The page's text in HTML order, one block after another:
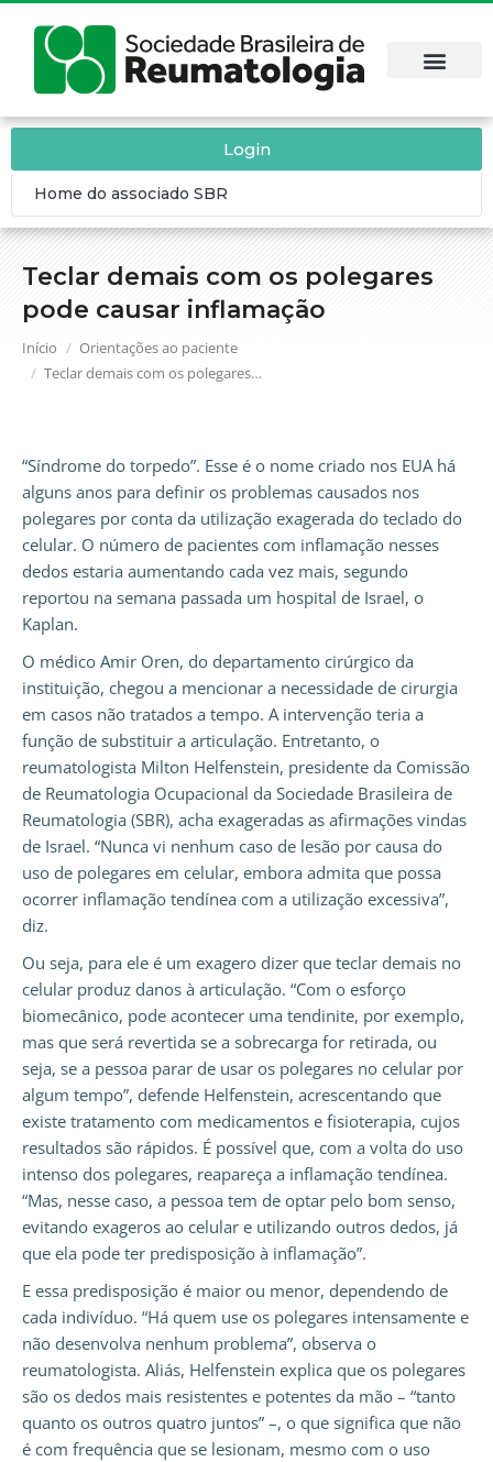
Teclar demais com os polegares
pode causar inflamação
Você está aqui:
Início
Orientações ao paciente
Teclar demais com os polegares…
Login
Home do associado SBR
“Síndrome do torpedo”. Esse é o nome criado nos EUA há
alguns anos para definir os problemas causados nos
polegares por conta da utilização exagerada do teclado do
celular. O número de pacientes com inflamação nesses
dedos estaria aumentando cada vez mais, segundo
reportou na semana passada um hospital de Israel, o
Kaplan.
O médico Amir Oren, do departamento cirúrgico da
instituição, chegou a mencionar a necessidade de cirurgia
em casos não tratados a tempo. A intervenção teria a
função de substituir a articulação. Entretanto, o
reumatologista Milton Helfenstein, presidente da Comissão
de Reumatologia Ocupacional da Sociedade Brasileira de
Reumatologia (SBR), acha exageradas as afirmações vindas
de Israel. “Nunca vi nenhum caso de lesão por causa do
uso de polegares em celular, embora admita que possa
ocorrer inflamação tendínea com a utilização excessiva”,
diz.
Ou seja, para ele é um exagero dizer que teclar demais no
celular produz danos à articulação. “Com o esforço
biomecânico, pode acontecer uma tendinite, por exemplo,
mas que será revertida se a sobrecarga for retirada, ou
seja, se a pessoa parar de usar os polegares no celular por
algum tempo”, defende Helfenstein, acrescentando que
existe tratamento com medicamentos e fisioterapia, cujos
resultados são rápidos. É possível que, com a volta do uso
intenso dos polegares, reapareça a inflamação tendínea.
“Mas, nesse caso, a pessoa tem de optar pelo bom senso,
evitando exageros ao celular e utilizando outros dedos, já
que ela pode ter predisposição à inflamação”.
E essa predisposição é maior ou menor, dependendo de
cada indivíduo. “Há quem use os polegares intensamente e
não desenvolva nenhum problema”, observa o
reumatologista. Aliás, Helfenstein explica que os polegares
são os dedos mais resistentes e potentes da mão – “tanto
quanto os outros quatro juntos” –, o que significa que não
é com frequência que se lesionam, mesmo com o uso